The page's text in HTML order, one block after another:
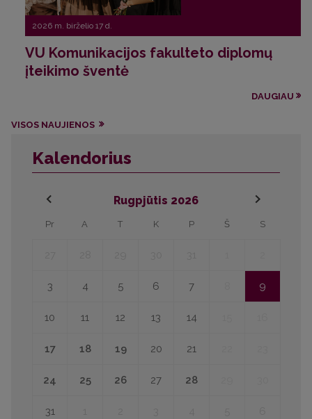
2026 m. birželio 17 d.
VU Komunikacijos fakulteto diplomų
įteikimo šventė
DAUGIAU
VISOS NAUJIENOS
Kalendorius
Rugpjūtis 2026
Pr A T K P Š S
3 4 5 6 7 9
10 11 12 13 14
17 18 19 20 21
24 25 26 27 28
31